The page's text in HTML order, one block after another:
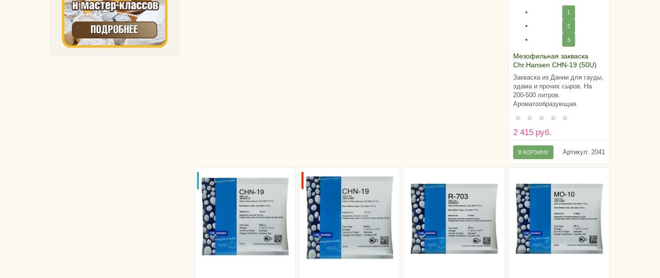
1
2
3
Мезофильная закваска
Chr.Hansen CHN-19 (50U)
Закваска из Дании для гауды,
эдама и прочих сыров. На
200-500 литров.
Ароматообразующая.
2 415 руб.
Артикул: 2041
В КОРЗИНУ
НА 2 ТОННЫ
МОЛОКА
НА 5 ТОНН
МОЛОКА